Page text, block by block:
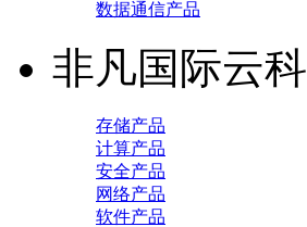
数据通信产品
非凡国际云科
存储产品
计算产品
安全产品
网络产品
软件产品